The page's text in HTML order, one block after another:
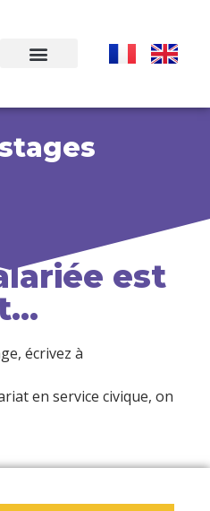
est
écrivez à
en service civique, on